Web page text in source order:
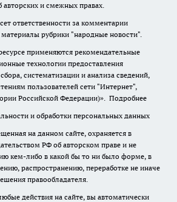
авторских и смежных правах.
ответственности за комментарии
материалы рубрики "народные новости".
применяются рекомендательные
технологии предоставления
систематизации и анализа сведений,
пользователей сети "Интернет",
Российской Федерации)». Подробнее
и обработки персональных данных
на данном сайте, охраняется в
РФ об авторском праве и не
кем-либо в какой бы то ни было форме, в
распространению, переработке не иначе
правообладателя.
действия на сайте, вы автоматически